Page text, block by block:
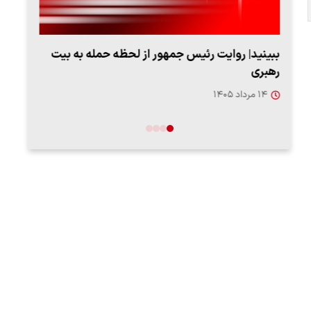
ببینید| روایت رئیس جمهور از لحظه حمله به بیت
رهبری
۱۴ مرداد ۱۴۰۵